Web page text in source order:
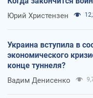
Юрий Христензен
Украина вступила в
экономического
конце туннеля?
Вадим Денисенко